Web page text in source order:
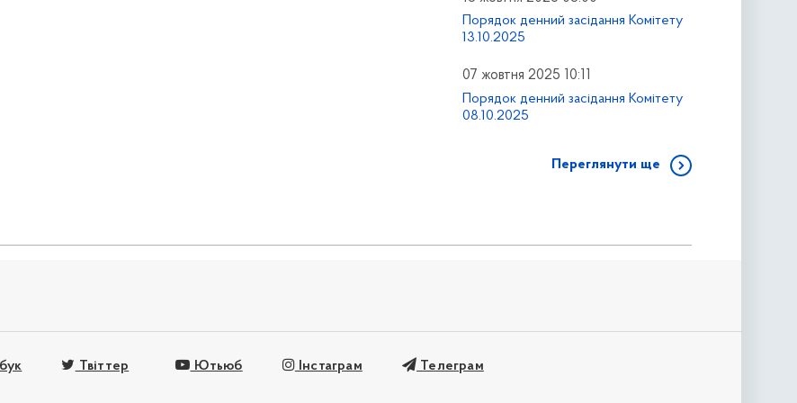
Порядок денний засідання Комітету
13.10.2025
07 жовтня 2025 10:11
Порядок денний засідання Комітету
08.10.2025
Переглянути ще
Твіттер Ютьюб Інстаграм Телеграм